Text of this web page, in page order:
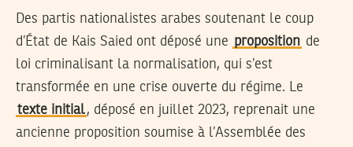
Des partis nationalistes arabes soutenant le coup
d’État de Kais Saied ont déposé une proposition de
loi criminalisant la normalisation, qui s’est
transformée en une crise ouverte du régime. Le
texte initial, déposé en juillet 2023, reprenait une
ancienne proposition soumise à l’Assemblée des